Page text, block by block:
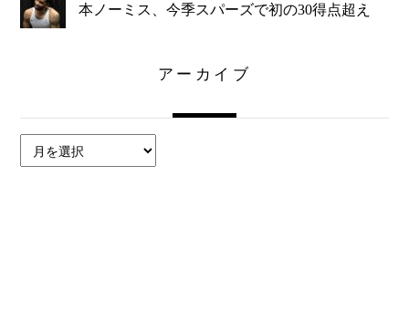
本ノーミス、今季スパーズで初の30得点超え
アーカイブ
ー